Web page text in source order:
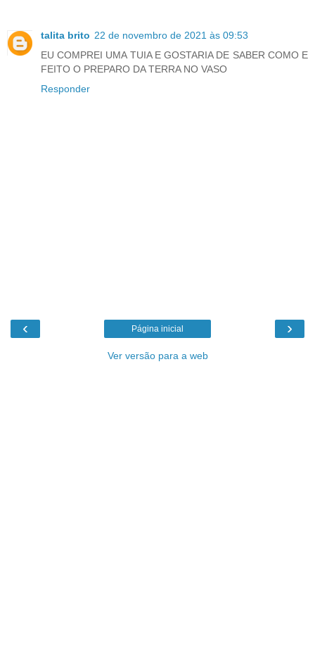
talita brito 22 de novembro de 2021 às 09:53
EU COMPREI UMA TUIA E GOSTARIA DE SABER COMO E
FEITO O PREPARO DA TERRA NO VASO
Responder
‹ ›
Página inicial
Ver versão para a web